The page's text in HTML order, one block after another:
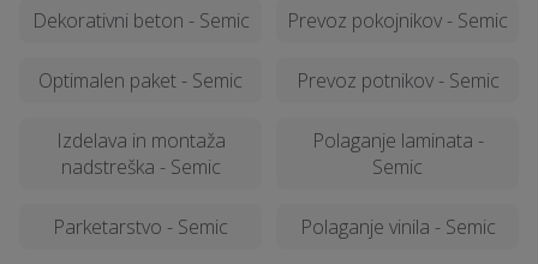
Dekorativni beton - Semic Prevoz pokojnikov - Semic
Optimalen paket - Semic Prevoz potnikov - Semic
Izdelava in montaža
nadstreška - Semic
Polaganje laminata -
Semic
Parketarstvo - Semic Polaganje vinila - Semic